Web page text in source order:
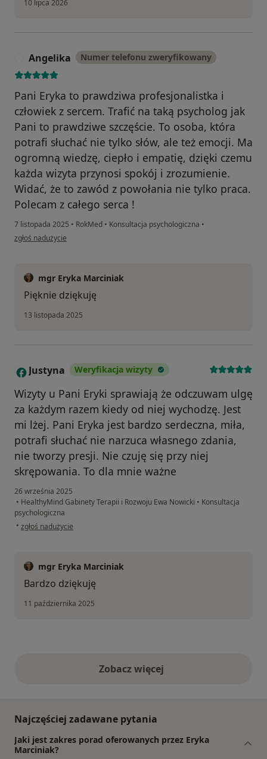
10 lipca 2026
Angelika Numer telefonu zweryfikowany
Pani Eryka to prawdziwa profesjonalistka i
człowiek z sercem. Trafić na taką psycholog jak
Pani to prawdziwe szczęście. To osoba, która
potrafi słuchać nie tylko słów, ale też emocji. Ma
ogromną wiedzę, ciepło i empatię, dzięki czemu
każda wizyta przynosi spokój i zrozumienie.
Widać, że to zawód z powołania nie tylko praca.
Polecam z całego serca !
7 listopada 2025 • RokMed • Konsultacja psychologiczna •
w opinii użytkownika Angelika
zgłoś nadużycie
mgr Eryka Marciniak
Pięknie dziękuję
13 listopada 2025
J Justyna Weryfikacja wizyty
Wizyty u Pani Eryki sprawiają że odczuwam ulgę
za każdym razem kiedy od niej wychodzę. Jest
mi lżej. Pani Eryka jest bardzo serdeczna, miła,
potrafi słuchać nie narzuca własnego zdania,
nie tworzy presji. Nie czuję się przy niej
skrępowania. To dla mnie ważne
26 września 2025
• HealthyMind Gabinety Terapii i Rozwoju Ewa Nowicki • Konsultacja
psychologiczna
• w opinii użytkownika Justyna
zgłoś nadużycie
mgr Eryka Marciniak
Bardzo dziękuję
11 października 2025
Zobacz więcejopinie powyżej
Najczęściej zadawane pytania
Jaki jest zakres porad oferowanych przez Eryka
Marciniak?